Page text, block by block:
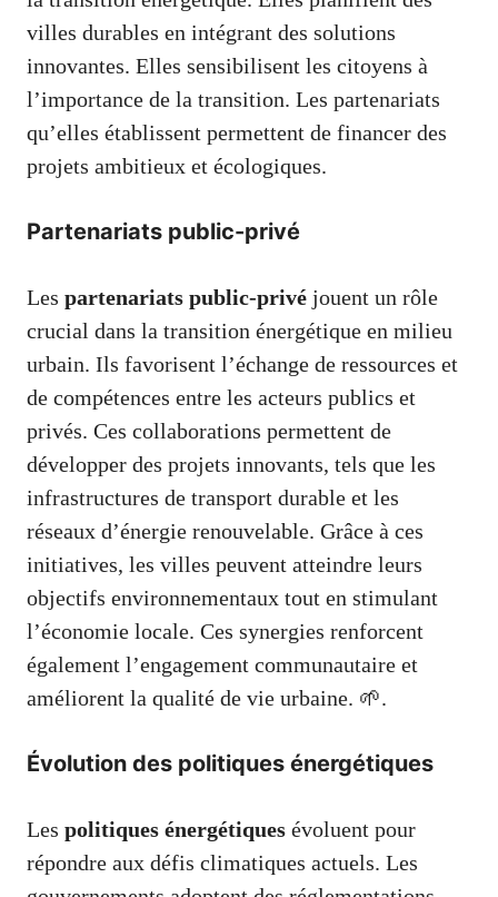
villes durables en intégrant des solutions
innovantes. Elles sensibilisent les citoyens à
l’importance de la transition. Les partenariats
qu’elles établissent permettent de financer des
projets ambitieux et écologiques.
Partenariats public-privé
Les partenariats public-privé jouent un rôle
crucial dans la transition énergétique en milieu
urbain. Ils favorisent l’échange de ressources et
de compétences entre les acteurs publics et
privés. Ces collaborations permettent de
développer des projets innovants, tels que les
infrastructures de transport durable et les
réseaux d’énergie renouvelable. Grâce à ces
initiatives, les villes peuvent atteindre leurs
objectifs environnementaux tout en stimulant
l’économie locale. Ces synergies renforcent
également l’engagement communautaire et
améliorent la qualité de vie urbaine. 🌱.
Évolution des politiques énergétiques
Les politiques énergétiques évoluent pour
répondre aux défis climatiques actuels. Les